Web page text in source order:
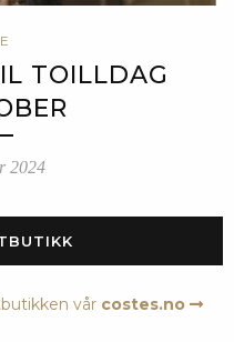
TOILLDAG
2024
vår costes.no